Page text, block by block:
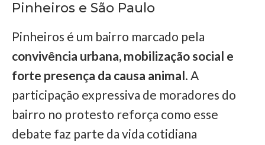
Pinheiros e São Paulo
Pinheiros é um bairro marcado pela
convivência urbana, mobilização social e
forte presença da causa animal. A
participação expressiva de moradores do
bairro no protesto reforça como esse
debate faz parte da vida cotidiana